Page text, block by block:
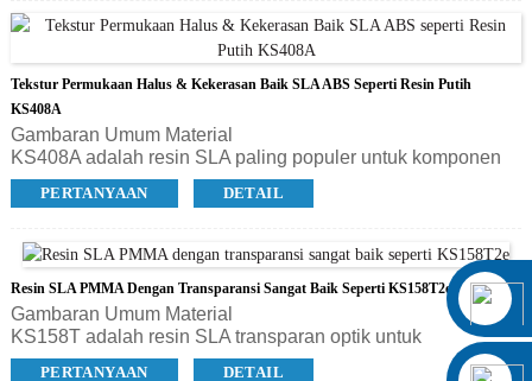
dibedakan dari termoplastik tradisional yang telah selesai
diproses, sehingga sangat cocok untuk membuat komponen
dan prototipe untuk aplikasi pengujian fungsional –
menghasilkan penghematan waktu, uang, dan material
selama pengembangan produk.
Tekstur Permukaan Halus & Kekerasan Baik SLA ABS Seperti Resin Putih
KS408A
Gambaran Umum Material
KS408A adalah resin SLA paling populer untuk komponen
yang akurat dan detail, sempurna untuk menguji desain
model guna memastikan struktur dan fungsi yang tepat
komponen berwarna putih seperti ABS dengan fitur akurat,
tahan lama, dan tahan lembap. Sangat ideal untuk
pembuatan prototipe dan pengujian fungsional, menghemat
waktu, uang, dan material selama pengembangan produk.
PERTANYAAN DETAIL
Resin SLA PMMA Dengan Transparansi Sangat Baik Seperti KS158T2e
Gambaran Umum Material
KS158T adalah resin SLA transparan optik untuk
memproduksi komponen yang jernih, fungsional, dan akurat
PERTANYAAN DETAIL